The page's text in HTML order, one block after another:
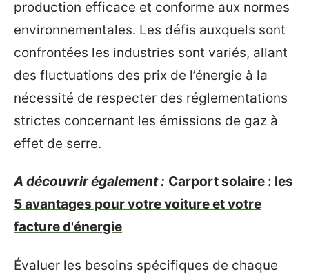
production efficace et conforme aux normes
environnementales. Les défis auxquels sont
confrontées les industries sont variés, allant
des fluctuations des prix de l’énergie à la
nécessité de respecter des réglementations
strictes concernant les émissions de gaz à
effet de serre.
A découvrir également : Carport solaire : les
5 avantages pour votre voiture et votre
facture d'énergie
Évaluer les besoins spécifiques de chaque